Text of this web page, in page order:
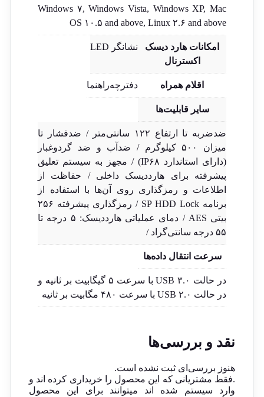
Windows ۷, Windows Vista, Windows XP, Mac
OS ۱۰.۵ and above, Linux ۲.۶ and above
امکانات هارد دیسک
اکسترنال
نشانگر LED
اقلام همراه دفترچه‌راهنما
سایر قابلیت‌ها
ضدضربه تا ارتفاع ۱۲۲ سانتی‌متر / ضدفشار تا
میزان ۵۰۰ کیلوگرم / ضدآب و ضد گردوغبار
(دارای استاندارد IP۶۸) / مجهز به سیستم تعلیق
پیشرفته برای هارددیسک داخلی / حفاظت از
اطلاعات و رمزگذاری روی آن‌ها با استفاده از
برنامه SP HDD Lock / رمزگذاری پیشرفته ۲۵۶
بیتی AES / دمای عملیاتی هارددیسک: ۵ درجه تا
۵۵ درجه سانتی‌گراد /
سرعت انتقال داده‌ها
در حالت USB ۳.۰ با سرعت ۵ گیگابیت بر ثانیه و
در حالت USB ۲.۰ با سرعت ۴۸۰ مگابیت بر ثانیه
نقد و بررسی‌ها
هنوز بررسی‌ای ثبت نشده است.
.فقط مشتریانی که این محصول را خریداری کرده اند و
وارد سیستم شده اند میتوانند برای این محصول